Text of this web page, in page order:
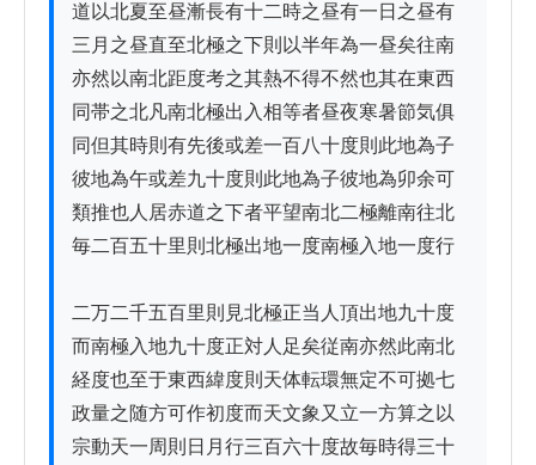
道以北夏至昼漸長有十二時之昼有一日之昼有
三月之昼直至北極之下則以半年為一昼矣往南
亦然以南北距度考之其熱不得不然也其在東西
同帯之北凡南北極出入相等者昼夜寒暑節気俱
同但其時則有先後或差一百八十度則此地為子
彼地為午或差九十度則此地為子彼地為卯余可
類推也人居赤道之下者平望南北二極離南往北
毎二百五十里則北極出地一度南極入地一度行
二万二千五百里則見北極正当人頂出地九十度
而南極入地九十度正対人足矣従南亦然此南北
経度也至于東西緯度則天体転環無定不可拠七
政量之随方可作初度而天文象又立一方算之以
宗動天一周則日月行三百六十度故毎時得三十